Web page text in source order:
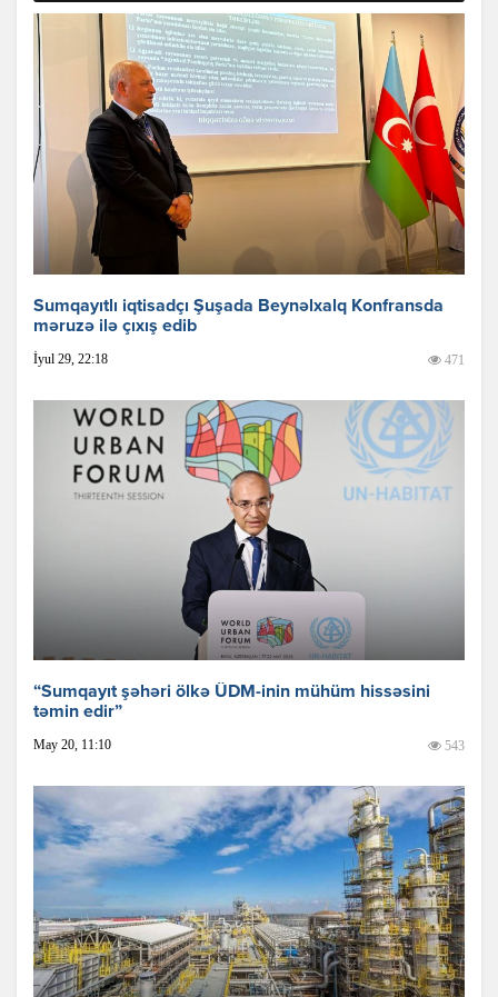
Sumqayıtlı iqtisadçı Şuşada Beynəlxalq Konfransda
məruzə ilə çıxış edib
İyul 29, 22:18 471
“Sumqayıt şəhəri ölkə ÜDM-inin mühüm hissəsini
təmin edir”
May 20, 11:10 543